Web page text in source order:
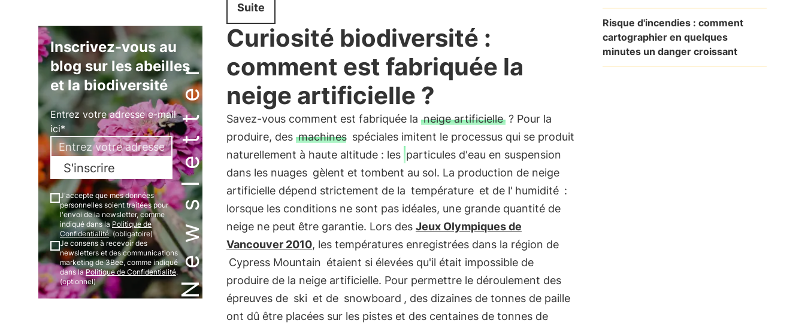
Newsletter
Inscrivez-vous au
blog sur les abeilles
et la biodiversité
Entrez votre adresse e-mail
ici*
S'inscrire
J'accepte que mes données
personnelles soient traitées pour
l'envoi de la newsletter, comme
indiqué dans la Politique de
Confidentialité. (obligatoire)
Je consens à recevoir des
newsletters et des communications
marketing de 3Bee, comme indiqué
dans laPolitique de Confidentialité.
(optionnel)
Suite
Curiosité biodiversité :
comment est fabriquée la
neige artificielle ?
Savez-vous comment est fabriquée la neige artificielle? Pour la
produire, des machines spéciales imitent le processus qui se produit
naturellement à haute altitude : les particules d'eau en suspension
dans les nuages gèlent et tombent au sol. La production de neige
artificielle dépend strictement de la température et de l' humidité :
lorsque les conditions ne sont pas idéales, une grande quantité de
neige ne peut être garantie. Lors des Jeux Olympiques de
Vancouver 2010, les températures enregistrées dans la région de
Cypress Mountain étaient si élevées qu'il était impossible de
produire de la neige artificielle. Pour permettre le déroulement des
épreuves de ski et de snowboard , des dizaines de tonnes de paille
ont dû être placées sur les pistes et des centaines de tonnes de
Risque d'incendies : comment
cartographier en quelques
minutes un danger croissant